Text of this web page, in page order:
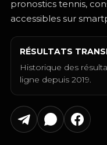
pronostics tennis,
accessibles sur
RÉSULTATS
Historique des
ligne depuis 2019.